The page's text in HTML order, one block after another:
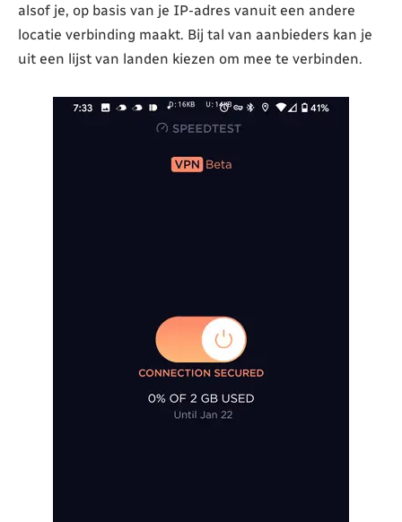
alsof je, op basis van je IP-adres vanuit een andere
locatie verbinding maakt. Bij tal van aanbieders kan je
uit een lijst van landen kiezen om mee te verbinden.